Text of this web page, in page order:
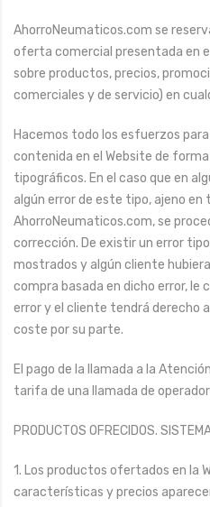
AhorroNeumaticos.com se
oferta comercial presentada en
sobre productos, precios,
comerciales y de servicio) en
Hacemos todo los esfuerzos
contenida en el Website de
tipográficos. En el caso que en
algún error de este tipo, ajeno
AhorroNeumaticos.com, se
corrección. De existir un error
mostrados y algún cliente
compra basada en dicho error, le
error y el cliente tendrá derecho
coste por su parte.
El pago de la llamada a la
tarifa de una llamada de
PRODUCTOS OFRECIDOS.
1. Los productos ofertados en la
características y precios